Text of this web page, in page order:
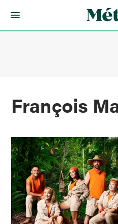
François